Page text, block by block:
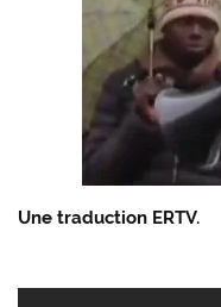
Une traduction ERTV.